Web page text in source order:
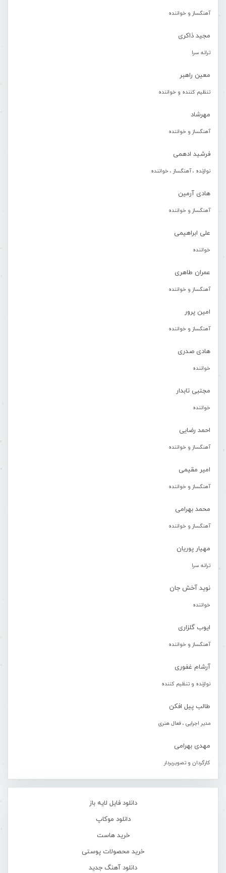
آهنگساز و خواننده
مجید ذاکری
ترانه سرا
معین راهبر
تنظیم کننده و خواننده
مهرشاد
آهنگساز و خواننده
فرشید ادهمی
نوازنده ، آهنگساز ، خواننده
هادی آرمین
آهنگساز و خواننده
علی ابراهیمی
خواننده
عمران طاهری
آهنگساز و خواننده
امین پرور
آهنگساز و خواننده
هادی صدری
خواننده
مجتبی تابدار
خواننده
احمد رضایی
آهنگساز و خواننده
امیر مقیمی
آهنگساز و خواننده
محمد بهرامی
آهنگساز و خواننده
مهیار پوریان
ترانه سرا
نوید آخش جان
خواننده
ایوب گلزاری
آهنگساز و خواننده
آرشام غفوری
نوازنده و تنظیم کننده
طالب پیل افکن
مدیر اجرایی ، فعال هنری
مهدی بهرامی
کارگردان و تصویربردار
دانلود فایل لایه باز
دانلود موکاپ
خرید هاست
خرید محصولات پوستی
دانلود آهنگ جدید